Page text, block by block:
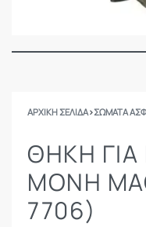
ΑΡΧΙΚΉ ΣΕΛΊΔΑ›ΣΩΜΑΤΑ
ΘΉΚΗ
ΜΟΝΉ
7706)